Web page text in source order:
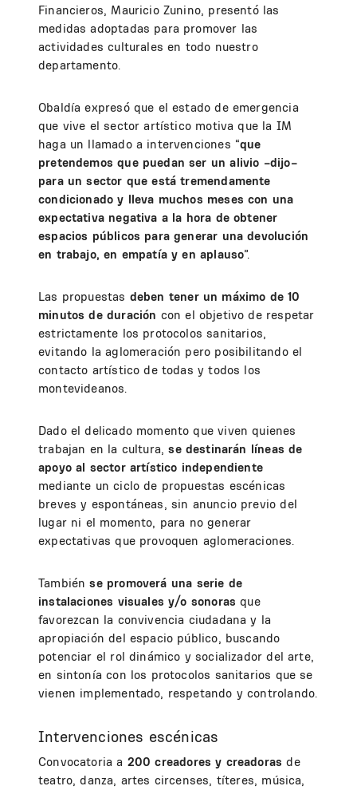
Financieros, Mauricio Zunino, presentó las
medidas adoptadas para promover las
actividades culturales en todo nuestro
departamento.
Obaldía expresó que el estado de emergencia
que vive el sector artístico motiva que la IM
haga un llamado a intervenciones “que
pretendemos que puedan ser un alivio –dijo–
para un sector que está tremendamente
condicionado y lleva muchos meses con una
expectativa negativa a la hora de obtener
espacios públicos para generar una devolución
en trabajo, en empatía y en aplauso”.
Las propuestas deben tener un máximo de 10
minutos de duración con el objetivo de respetar
estrictamente los protocolos sanitarios,
evitando la aglomeración pero posibilitando el
contacto artístico de todas y todos los
montevideanos.
Dado el delicado momento que viven quienes
trabajan en la cultura,se destinarán líneas de
apoyo al sector artístico independiente
mediante un ciclo de propuestas escénicas
breves y espontáneas, sin anuncio previo del
lugar ni el momento, para no generar
expectativas que provoquen aglomeraciones.
Tambiénse promoverá una serie de
instalaciones visuales y/o sonoras que
favorezcan la convivencia ciudadana y la
apropiación del espacio público, buscando
potenciar el rol dinámico y socializador del arte,
en sintonía con los protocolos sanitarios que se
vienen implementado, respetando y controlando.
Intervenciones escénicas
Convocatoria a 200 creadores y creadoras de
teatro, danza, artes circenses, títeres, música,